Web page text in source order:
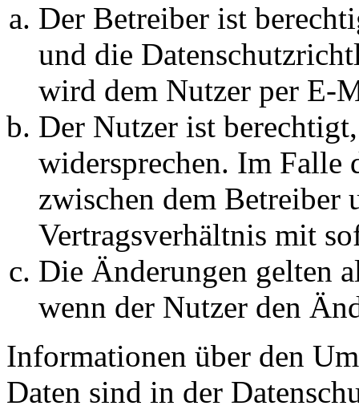
Der Betreiber ist
und die
wird dem Nutzer per E-
Der Nutzer ist
widersprechen. Im Falle
zwischen dem Betreiber
Vertragsverhältnis mit
Die Änderungen gelten
wenn der Nutzer den
Informationen über den
Daten sind in der